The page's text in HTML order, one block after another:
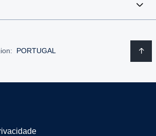
PORTUGAL